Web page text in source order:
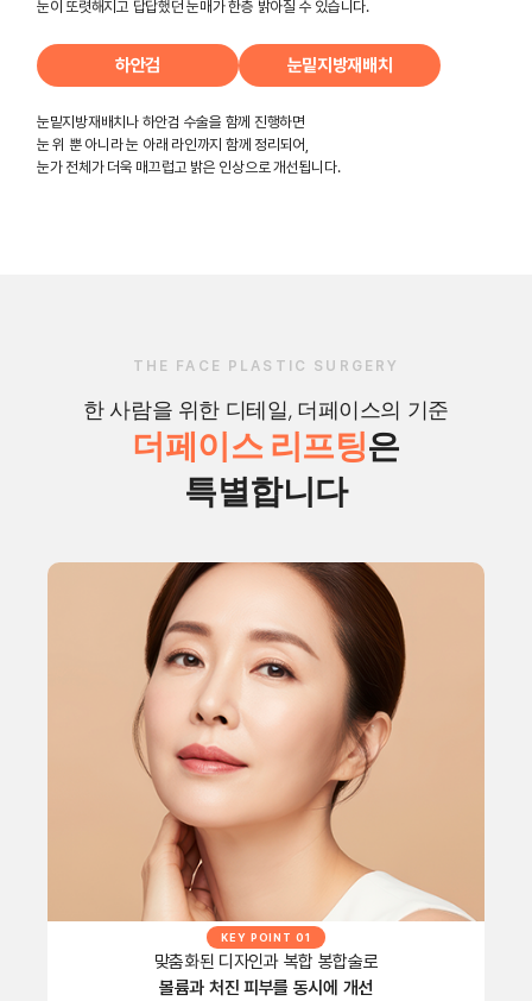
눈이 또렷해지고 답답했던 눈매가 한층 밝아질 수 있습니다.
하안검 눈밑지방재배치
눈밑지방재배치나 하안검 수술을 함께 진행하면
눈 위 뿐 아니라 눈 아래 라인까지 함께 정리되어,
눈가 전체가 더욱 매끄럽고 밝은 인상으로 개선됩니다.
THE FACE PLASTIC SURGERY
한 사람을 위한 디테일, 더페이스의 기준
더페이스 리프팅은
특별합니다
KEY POINT 01
맞춤화된 디자인과 복합 봉합술로
볼륨과 처진 피부를 동시에 개선